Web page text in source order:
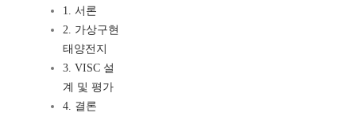
1. 서론
2. 가상구현
태양전지
3. VISC 설
계 및 평가
4. 결론